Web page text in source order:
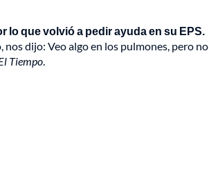
que volvió a pedir ayuda en su EPS.
dijo: Veo algo en los pulmones, pero no
Tiempo.